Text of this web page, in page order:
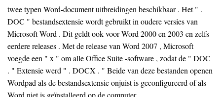
twee typen Word-document uitbreidingen beschikbaar . Het " .
DOC " bestandsextensie wordt gebruikt in oudere versies van
Microsoft Word . Dit geldt ook voor Word 2000 en 2003 en zelfs
eerdere releases . Met de release van Word 2007 , Microsoft
voegde een " x " om alle Office Suite -software , zodat de " DOC
. " Extensie werd " . DOCX . " Beide van deze bestanden openen
Wordpad als de bestandsextensie onjuist is geconfigureerd of als
Word niet is geïnstalleerd op de computer .